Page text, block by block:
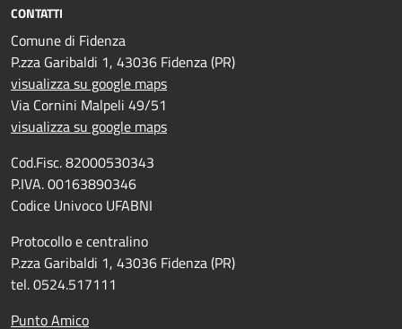
CONTATTI
Comune di Fidenza
P.zza Garibaldi 1, 43036 Fidenza (PR)
visualizza su google maps
Via Cornini Malpeli 49/51
visualizza su google maps
Cod.Fisc. 82000530343
P.IVA. 00163890346
Codice Univoco UFABNI
Protocollo e centralino
P.zza Garibaldi 1, 43036 Fidenza (PR)
tel. 0524.517111
Punto Amico